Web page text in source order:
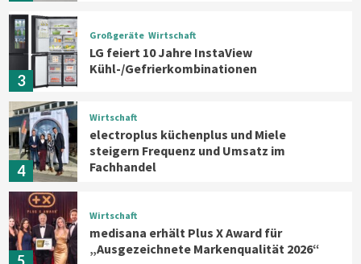
3
Großgeräte Wirtschaft
LG feiert 10 Jahre InstaView
Kühl-/Gefrierkombinationen
4
Wirtschaft
electroplus küchenplus und Miele
steigern Frequenz und Umsatz im
Fachhandel
Wirtschaft
medisana erhält Plus X Award für
„Ausgezeichnete Markenqualität 2026“